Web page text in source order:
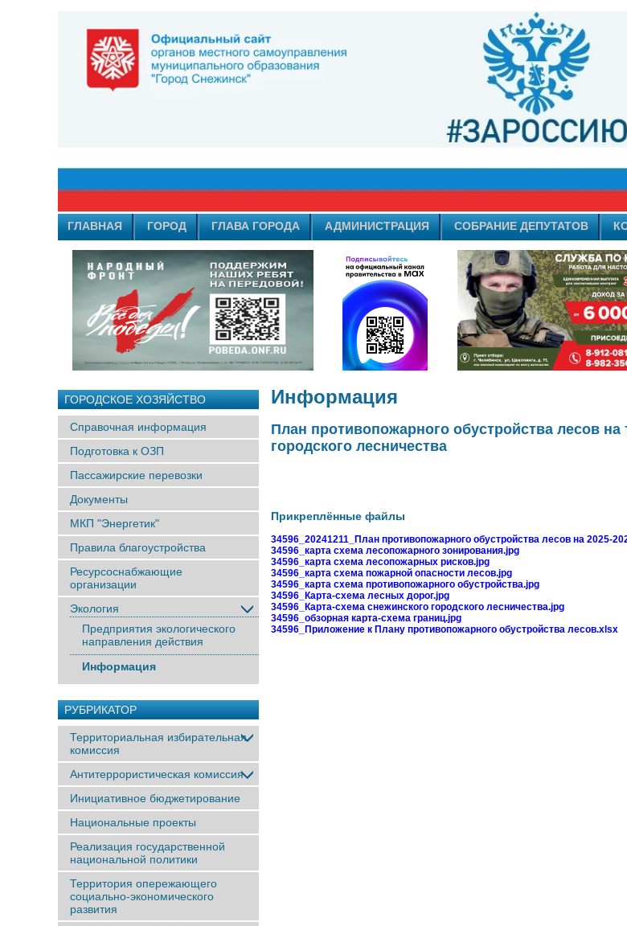
ГЛАВНАЯ ГОРОД ГЛАВА ГОРОДА АДМИНИСТРАЦИЯ СОБРАНИЕ ДЕПУТАТОВ
ГОРОДСКОЕ ХОЗЯЙСТВО
Справочная информация
Подготовка к ОЗП
Пассажирские перевозки
Документы
МКП "Энергетик"
Правила благоустройства
Ресурсоснабжающие
организации
Экология
Предприятия экологического
направления действия
Информация
РУБРИКАТОР
Территориальная избирательная
комиссия
Антитеррористическая комиссия
Инициативное бюджетирование
Национальные проекты
Реализация государственной
национальной политики
Территория опережающего
социально-экономического
развития
Информация
План противопожарного обустройства лесов
городского лесничества
Прикреплённые файлы
34596_20241211_План противопожарного обустройства лесов на 2025-
34596_карта схема лесопожарного зонирования.jpg
34596_карта схема лесопожарных рисков.jpg
34596_карта схема пожарной опасности лесов.jpg
34596_карта схема противопожарного обустройства.jpg
34596_Карта-схема лесных дорог.jpg
34596_Карта-схема снежинского городского лесничества.jpg
34596_обзорная карта-схема границ.jpg
34596_Приложение к Плану противопожарного обустройства лесов.xlsx